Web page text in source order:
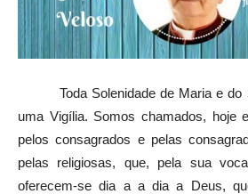
Toda Solenidade de Maria e do
uma Vigília. Somos chamados, hoje
pelos consagrados e pelas
pelas religiosas, que, pela sua
oferecem-se dia a a dia a Deus,